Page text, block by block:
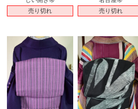
売り切れ
売り切れ